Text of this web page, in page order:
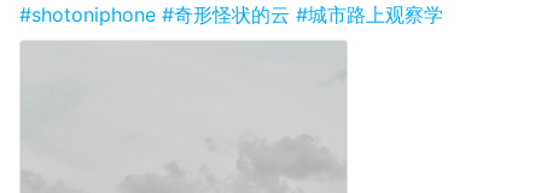
#shotoniphone #奇形怪状的云 #城市路上观察学